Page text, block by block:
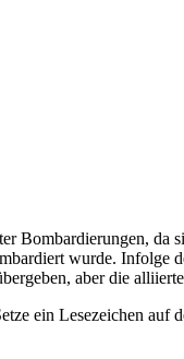
Bombardierungen,
wurde.
aber die
ein Lesezeichen auf